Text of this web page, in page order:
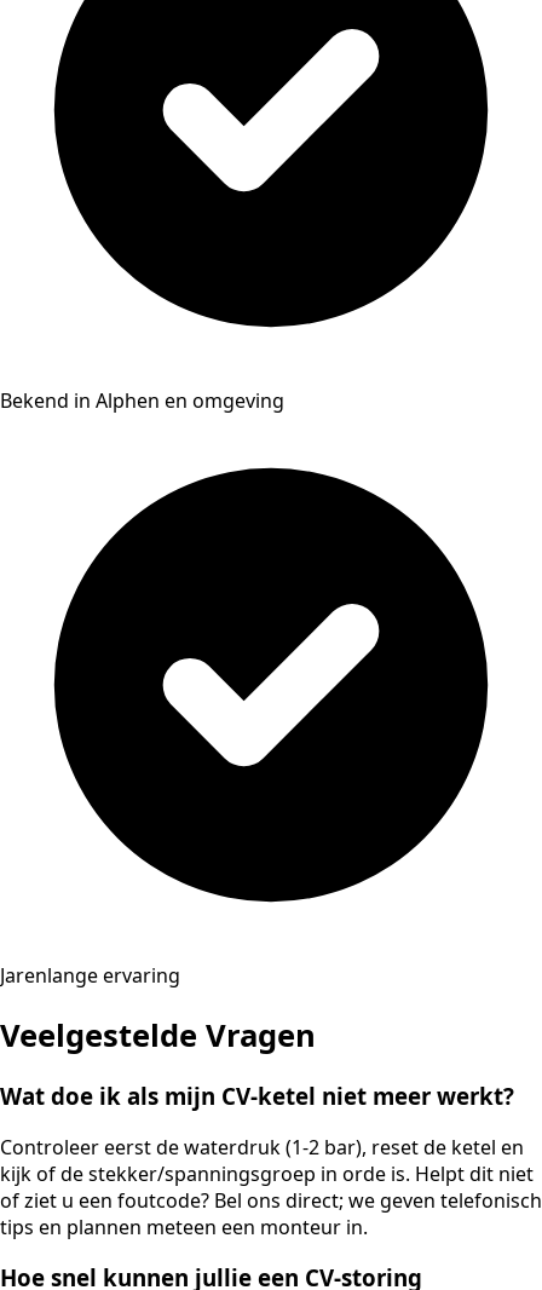
Bekend in Alphen en omgeving
Jarenlange ervaring
Veelgestelde Vragen
Wat doe ik als mijn CV-ketel niet meer werkt?
Controleer eerst de waterdruk (1-2 bar), reset de ketel en
kijk of de stekker/spanningsgroep in orde is. Helpt dit niet
of ziet u een foutcode? Bel ons direct; we geven telefonisch
tips en plannen meteen een monteur in.
Hoe snel kunnen jullie een CV-storing